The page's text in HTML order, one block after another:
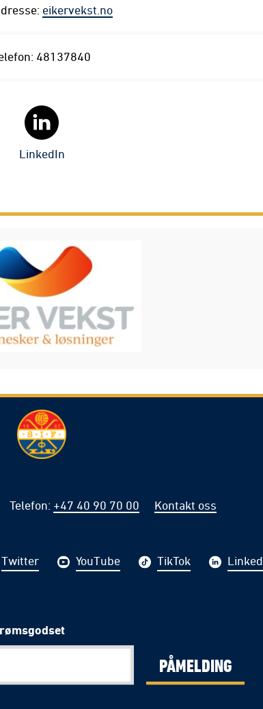
eikervekst.no
48137840
LinkedIn
Telefon: +47 40 90 70 00 Kontakt oss
Twitter YouTube TikTok
PÅMELDING